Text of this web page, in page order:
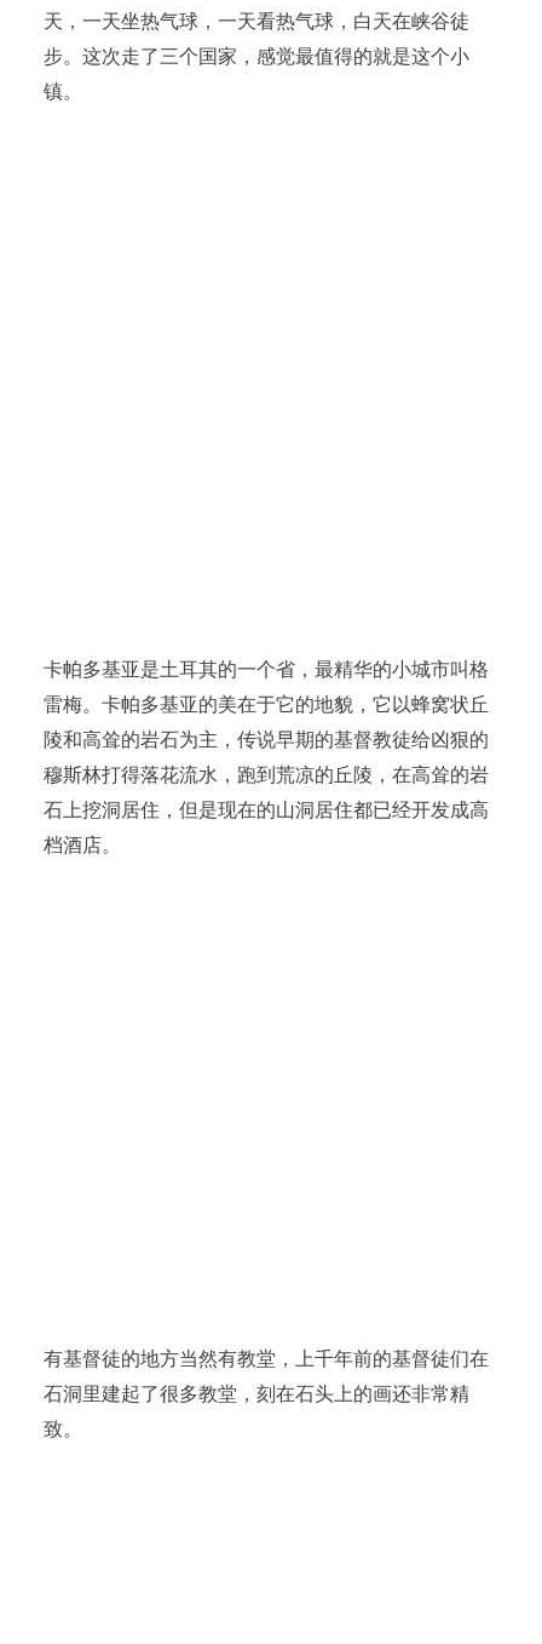
天，一天坐热气球，一天看热气球，白天在峡谷徒
步。这次走了三个国家，感觉最值得的就是这个小
镇。
卡帕多基亚是土耳其的一个省，最精华的小城市叫格
雷梅。卡帕多基亚的美在于它的地貌，它以蜂窝状丘
陵和高耸的岩石为主，传说早期的基督教徒给凶狠的
穆斯林打得落花流水，跑到荒凉的丘陵，在高耸的岩
石上挖洞居住，但是现在的山洞居住都已经开发成高
档酒店。
有基督徒的地方当然有教堂，上千年前的基督徒们在
石洞里建起了很多教堂，刻在石头上的画还非常精
致。